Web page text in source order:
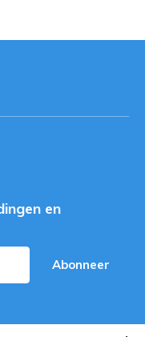
en
Abonneer